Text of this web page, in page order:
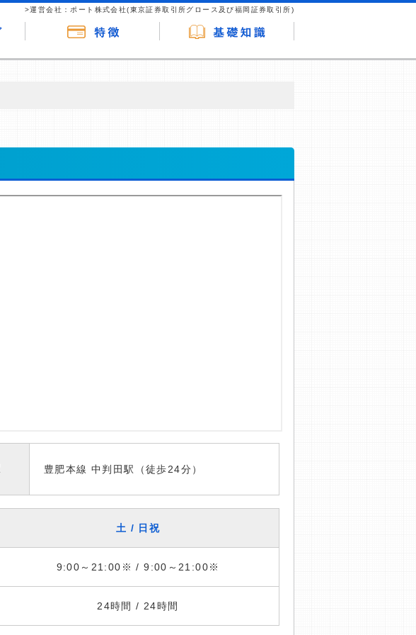
>運営会社：ポート株式会社(東京証券取引所グロース及び福岡証券取引所)
豊肥本線 中判田駅（徒歩24分）
土 / 日祝
9:00～21:00※ / 9:00～21:00※
24時間 / 24時間